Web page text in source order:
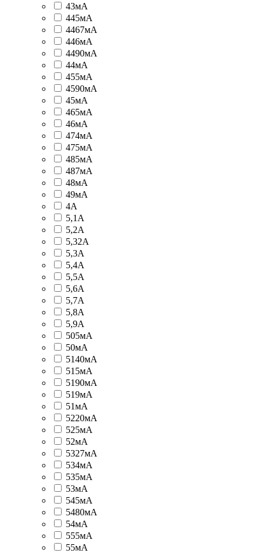
43мА
445мА
4467мА
446мА
4490мА
44мА
455мА
4590мА
45мА
465мА
46мА
474мА
475мА
485мА
487мА
48мА
49мА
4А
5,1А
5,2А
5,32А
5,3А
5,4А
5,5А
5,6А
5,7А
5,8А
5,9А
505мА
50мА
5140мА
515мА
5190мА
519мА
51мА
5220мА
525мА
52мА
5327мА
534мА
535мА
53мА
545мА
5480мА
54мА
555мА
55мА